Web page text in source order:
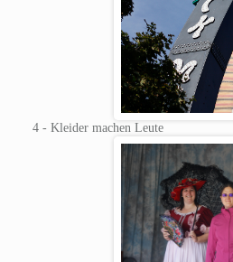
4 - Kleider machen Leute